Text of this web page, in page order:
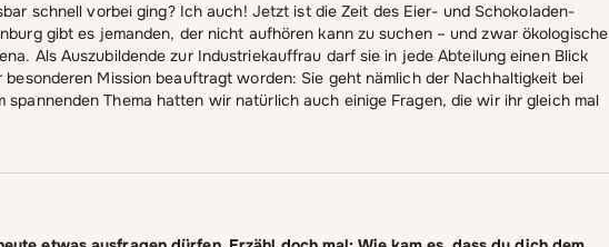
schnell vorbei ging? Ich auch! Jetzt ist die Zeit des Eier- und Schokoladen-
gibt es jemanden, der nicht aufhören kann zu suchen – und zwar ökologische
Als Auszubildende zur Industriekauffrau darf sie in jede Abteilung einen Blick
Mission beauftragt worden: Sie geht nämlich der Nachhaltigkeit bei
spannenden Thema hatten wir natürlich auch einige Fragen, die wir ihr gleich mal